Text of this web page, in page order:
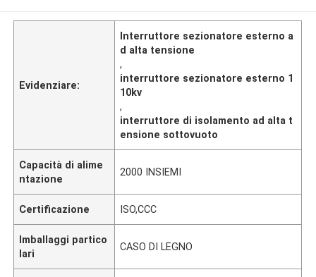
Evidenziare:
Interruttore sezionatore esterno a
d alta tensione
,
interruttore sezionatore esterno 1
10kv
,
interruttore di isolamento ad alta t
ensione sottovuoto
Capacità di alime
ntazione
2000 INSIEMI
Certificazione ISO,CCC
Imballaggi partico
lari
CASO DI LEGNO